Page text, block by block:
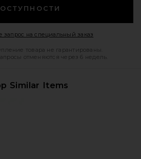
запрос на специальный заказ
товара не гарантированы.
отменяются через 6 недель.
Similar Items